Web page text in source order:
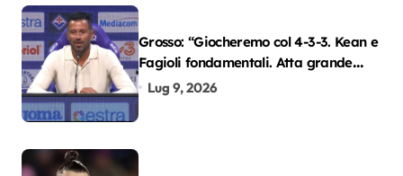
Grosso: “Giocheremo col 4-3-3. Kean e
Fagioli fondamentali. Atta grande
colpo”
Lug 9, 2026